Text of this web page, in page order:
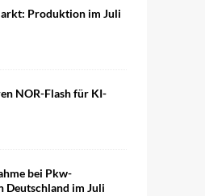
Produktion im Juli
NOR-Flash für KI-
bei Pkw-
Deutschland im Juli